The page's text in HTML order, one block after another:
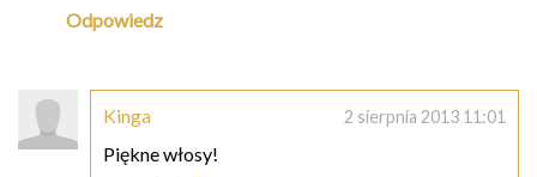
Odpowiedz
Kinga 2 sierpnia 2013 11:01
Piękne włosy!